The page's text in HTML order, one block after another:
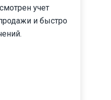
учет
и быстро